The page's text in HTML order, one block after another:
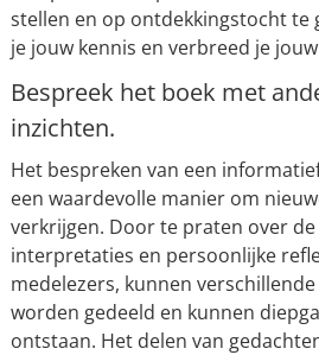
stellen en op ontdekkingstocht te
je jouw kennis en verbreed je
Bespreek het boek met
inzichten.
Het bespreken van een
een waardevolle manier om
verkrijgen. Door te praten over
interpretaties en persoonlijke
medelezers, kunnen
worden gedeeld en kunnen
ontstaan. Het delen van